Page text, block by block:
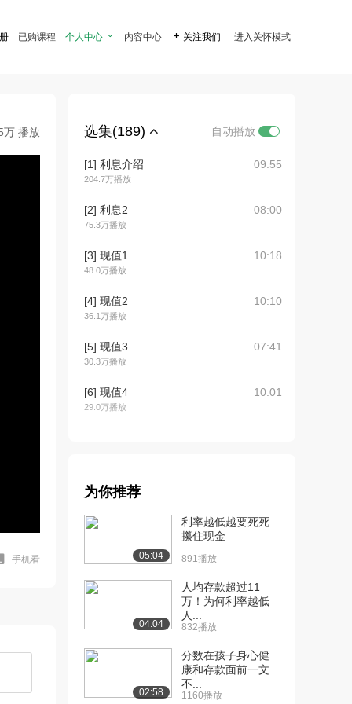
已购课程 个人中心  内容中心  关注我们 进入关怀模式
万 播放
手机看
选集(189) 自动播放
[1] 利息介绍
204.7万播放
09:55
[2] 利息2
75.3万播放
08:00
[3] 现值1
48.0万播放
10:18
[4] 现值2
36.1万播放
10:10
[5] 现值3
30.3万播放
07:41
[6] 现值4
29.0万播放
10:01
[8] 资产负债表与权益
27.7万播放
[9] 房屋净值贷款 08:35
34.7万播放
[11] 租房和买房对比第2部
25.5万播放
[12] 租房和买房（细节分
析）
为你推荐
05:04
利率越低越要死死
攥住现金
891播放
04:04
人均存款超过11
万！为何利率越低
人...
832播放
02:58
分数在孩子身心健
康和存款面前一文
不...
1160播放